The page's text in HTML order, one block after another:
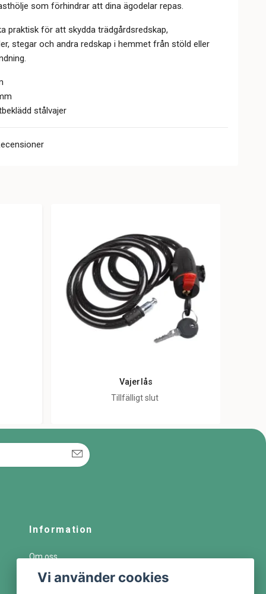
som förhindrar att dina ägodelar repas.
praktisk för att skydda trädgårdsredskap,
stegar och andra redskap i hemmet från stöld eller
stålvajer
Vajerlås
Tillfälligt slut
Information
Om oss
Handla som företag
Vi använder cookies